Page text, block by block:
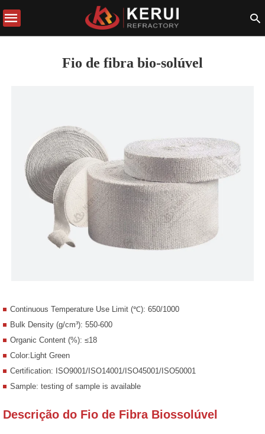
Fio de fibra bio-solúvel
Continuous Temperature Use Limit (℃): 650/1000
Bulk Density (g/cm³): 550-600
Organic Content (%): ≤18
Color:Light Green
Certification: ISO9001/ISO14001/ISO45001/ISO50001
Sample: testing of sample is available
Descrição do Fio de Fibra Biossolúvel